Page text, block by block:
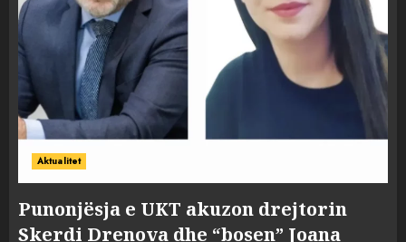
Aktualitet
Punonjësja e UKT akuzon drejtorin
Skerdi Drenova dhe “bosen” Joana